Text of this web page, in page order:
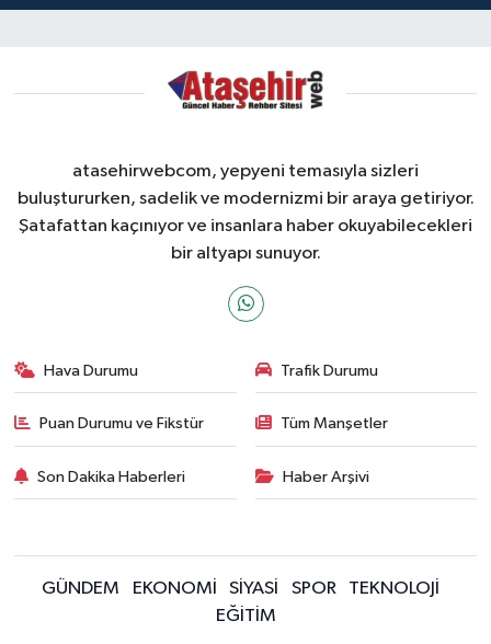
atasehirwebcom, yepyeni temasıyla sizleri
buluştururken, sadelik ve modernizmi bir araya getiriyor.
Şatafattan kaçınıyor ve insanlara haber okuyabilecekleri
bir altyapı sunuyor.
Hava Durumu Trafik Durumu
Puan Durumu ve Fikstür Tüm Manşetler
Son Dakika Haberleri Haber Arşivi
GÜNDEM EKONOMİ SİYASİ SPOR
TEKNOLOJİ
EĞİTİM